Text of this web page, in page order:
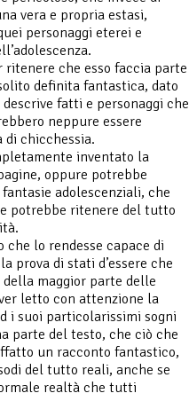
vera e propria estasi,
personaggi eterei e
che esso faccia parte
definita fantastica, dato
fatti e personaggi che
neppure essere
chicchessia.
inventato la
oppure potrebbe
adolescenziali, che
potrebbe ritenere del tutto
lo rendesse capace di
prova di stati d’essere che
maggior parte delle
letto con attenzione la
i suoi particolarissimi sogni
parte del testo, che ciò che
un racconto fantastico,
del tutto reali, anche se
realtà che tutti